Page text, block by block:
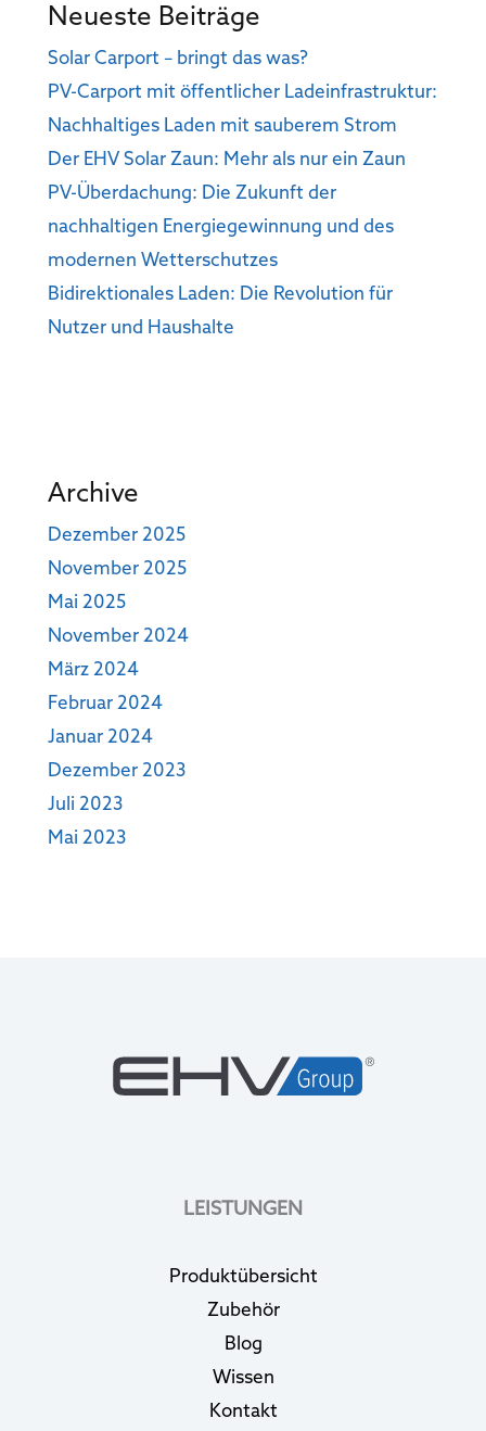
Neueste Beiträge
Solar Carport – bringt das was?
PV-Carport mit öffentlicher Ladeinfrastruktur:
Nachhaltiges Laden mit sauberem Strom
Der EHV Solar Zaun: Mehr als nur ein Zaun
PV-Überdachung: Die Zukunft der
nachhaltigen Energiegewinnung und des
modernen Wetterschutzes
Bidirektionales Laden: Die Revolution für
Nutzer und Haushalte
Archive
Dezember 2025
November 2025
Mai 2025
November 2024
März 2024
Februar 2024
Januar 2024
Dezember 2023
Juli 2023
Mai 2023
LEISTUNGEN
Produktübersicht
Zubehör
Blog
Wissen
Kontakt